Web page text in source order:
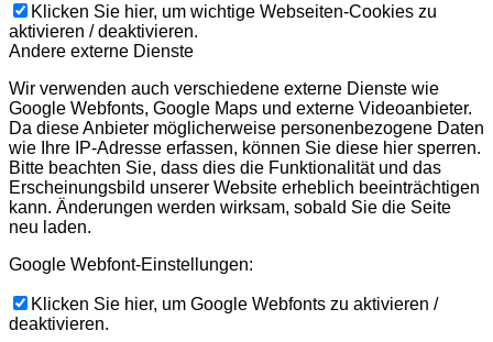
Klicken Sie hier, um wichtige Webseiten-Cookies zu
aktivieren / deaktivieren.
Andere externe Dienste
Wir verwenden auch verschiedene externe Dienste wie
Google Webfonts, Google Maps und externe Videoanbieter.
Da diese Anbieter möglicherweise personenbezogene Daten
wie Ihre IP-Adresse erfassen, können Sie diese hier sperren.
Bitte beachten Sie, dass dies die Funktionalität und das
Erscheinungsbild unserer Website erheblich beeinträchtigen
kann. Änderungen werden wirksam, sobald Sie die Seite
neu laden.
Google Webfont-Einstellungen:
Klicken Sie hier, um Google Webfonts zu aktivieren /
deaktivieren.